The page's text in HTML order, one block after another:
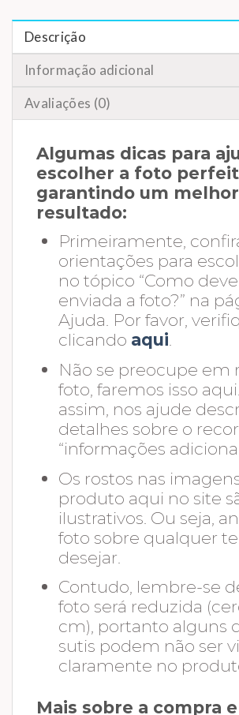
Descrição
Informação adicional
Avaliações (0)
Algumas dicas para
escolher a foto
garantindo um melhor
resultado:
Primeiramente,
orientações para
no tópico “Como
enviada a foto?” na
Ajuda. Por favor,
clicando aqui
Não se preocupe em
foto, faremos isso
assim, nos ajude
detalhes sobre o
“informações
Os rostos nas
produto aqui no site
ilustrativos. Ou seja,
foto sobre qualquer
desejar.
Contudo, lembre-se
foto será reduzida
cm), portanto alguns
sutis podem não ser
claramente no
Mais sobre a compra e